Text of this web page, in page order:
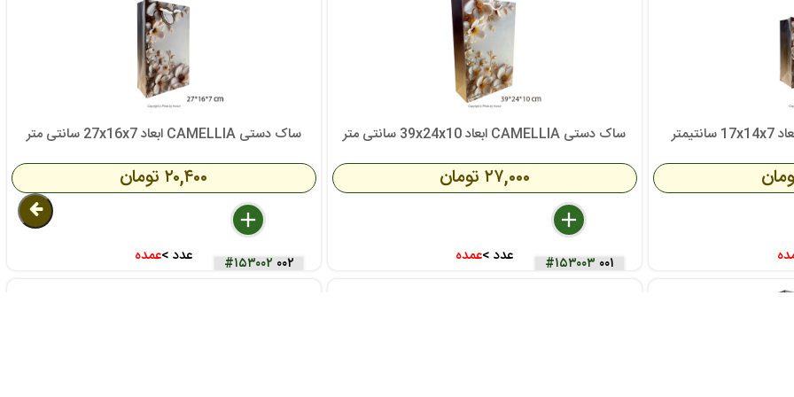
ساک دستی CAMELLIA ابعاد 27x16x7 سانتی متر
۲۰,۴۰۰ تومان
delete
remove
add
عدد >عمده #۱۵۳۰۰۲ ۰۰۲
ساک دستی CAMELLIA ابعاد 39x24x10 سانتی متر
۲۷,۰۰۰ تومان
delete
remove
add
عدد >عمده #۱۵۳۰۰۳ ۰۰۱